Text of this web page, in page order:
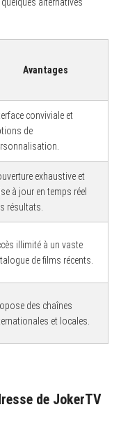
alternatives
Avantages
conviviale et
de
exhaustive et
à jour en temps réel
résultats.
illimité à un vaste
de films récents.
des chaînes
et locales.
de JokerTV